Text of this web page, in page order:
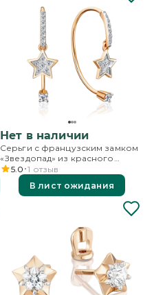
Нет в наличии
Серьги с французским замком
«Звездопад» из красного
золота с бриллиантами
5.0 1 отзыв
В лист ожидания